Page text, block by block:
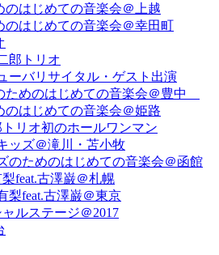
のはじめての音楽会＠上越
のはじめての音楽会＠幸田町
郎トリオ
ーバリサイタル・ゲスト出演
ためのはじめての音楽会＠豊中
のはじめての音楽会＠姫路
リオ初のホールワンマン
ッズ＠滝川・苫小牧
のためのはじめての音楽会＠函館
feat.古澤巌＠札幌
梨feat.古澤巌＠東京
ルステージ＠2017